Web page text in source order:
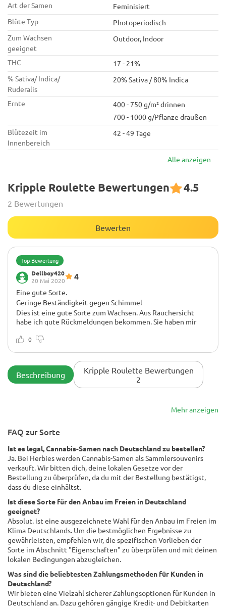
Art der Samen
Feminisiert
Blüte-Typ
Photoperiodisch
Zum Wachsen
geeignet
Outdoor, Indoor
THC
17 - 21%
% Sativa/ Indica/
Ruderalis
20% Sativa / 80% Indica
Ernte
400 - 750 g/m² drinnen
700 - 1000 g/Pflanze draußen
Blütezeit im
Innenbereich
42 - 49 Tage
Alle anzeigen
Kripple Roulette Bewertungen 4.5
2 Bewertungen
Bewerten
Top-Bewertung
Dellboy420
20 Mai 2020
4
Eine gute Sorte.
Geringe Beständigkeit gegen Schimmel
Dies ist eine gute Sorte zum Wachsen. Aus Rauchersicht
habe ich gute Rückmeldungen bekommen. Sie haben mir
bewertet wurde. Sie reagierten nicht wirklich gut auf das
0
Beschreibung
Kripple Roulette Bewertungen
2
Mehr anzeigen
FAQ zur Sorte
Ist es legal, Cannabis-Samen nach Deutschland zu bestellen?
Ja. Bei Herbies werden Cannabis-Samen als Sammlersouvenirs
verkauft. Wir bitten dich, deine lokalen Gesetze vor der
Bestellung zu überprüfen, da du mit der Bestellung bestätigst,
dass du diese einhältst.
Ist diese Sorte für den Anbau im Freien in Deutschland
geeignet?
Absolut. ist eine ausgezeichnete Wahl für den Anbau im Freien im
Klima Deutschlands. Um die bestmöglichen Ergebnisse zu
gewährleisten, empfehlen wir, die spezifischen Vorlieben der
Sorte im Abschnitt "Eigenschaften" zu überprüfen und mit deinen
lokalen Bedingungen abzugleichen.
Was sind die beliebtesten Zahlungsmethoden für Kunden in
Deutschland?
Wir bieten eine Vielzahl sicherer Zahlungsoptionen für Kunden in
Deutschland an. Dazu gehören gängige Kredit- und Debitkarten